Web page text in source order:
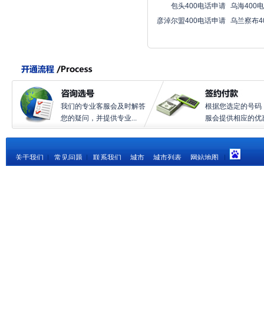
包头400电话申请 乌海400
彦淖尔盟400电话申请 乌兰察布
我们的专业客服会及时解答
您的疑问，并提供专业...
根据您选定的号码
服会提供相应的优
关于我们 常见问题 联系我们 城市 城市列表 网站地图